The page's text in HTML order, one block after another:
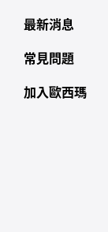
最新消息
常見問題
加入歐西瑪